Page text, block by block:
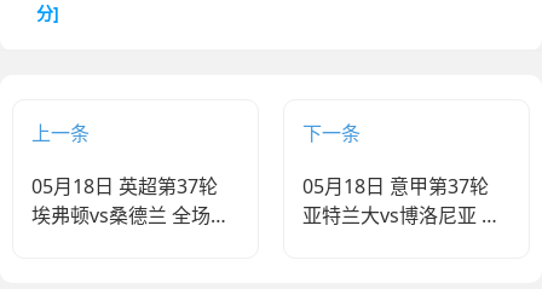
分]
上一条
05月18日 英超第37轮
埃弗顿vs桑德兰 全场录
下一条
05月18日 意甲第37轮
亚特兰大vs博洛尼亚 全